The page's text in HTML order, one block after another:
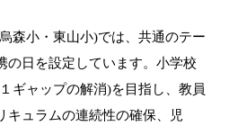
森小・東山小)では、共通のテー
の日を設定しています。小学校
ギャップの解消)を目指し、教員
キュラムの連続性の確保、児